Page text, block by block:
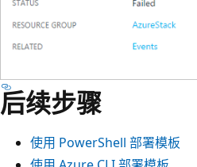
后续步骤
使用 PowerShell 部署模板